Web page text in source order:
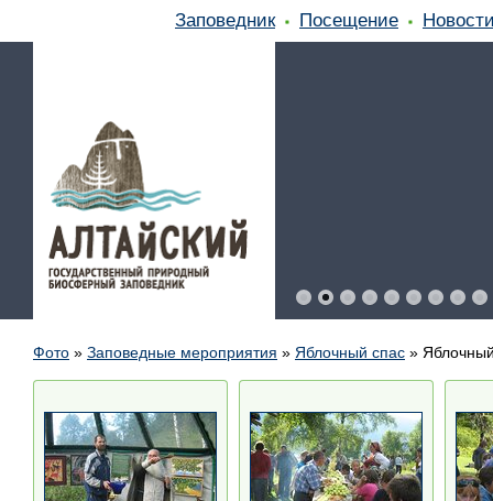
Заповедник Посещение
Фото » Заповедные мероприятия » Яблочный спас »